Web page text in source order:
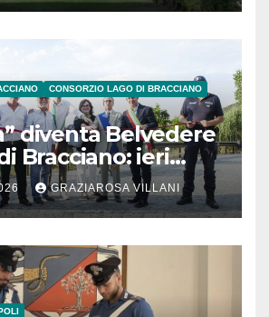
CONSORZIO LAGO DI BRACCIANO
diventa Belvedere
Bracciano: ieri
GRAZIAROSA VILLANI